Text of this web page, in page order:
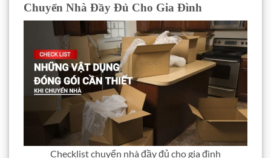
Chuyển Nhà Đầy Đủ Cho Gia Đình
Checklist chuyển nhà đầy đủ cho gia đình